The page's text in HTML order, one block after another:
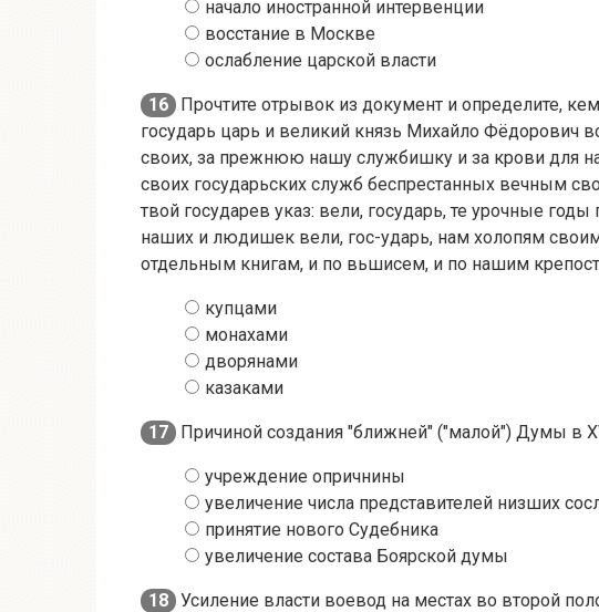
начало иностранной интервенции
восстание в Москве
ослабление царской власти
16
Прочтите отрывок из документ и определите,
государь царь и великий князь Михайло Фёдорович
своих, за прежнюю нашу службишку и за крови для
своих государьских служб беспрестанных вечным
твой государев указ: вели, государь, те урочные годы
наших и людишек вели, гос-ударь, нам холопям
отдельным книгам, и по вьшисем, и по нашим
купцами
монахами
дворянами
казаками
17 Причиной создания "ближней" ("малой") Думы в
учреждение опричнины
увеличение числа представителей низших
принятие нового Судебника
увеличение состава Боярской думы
18 Усиление власти воевод на местах во второй